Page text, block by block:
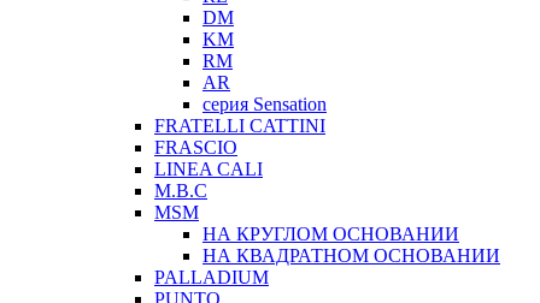
DM
KM
RM
AR
серия Sensation
FRATELLI CATTINI
FRASCIO
LINEA CALI
M.B.C
MSM
НА КРУГЛОМ ОСНОВАНИИ
НА КВАДРАТНОМ ОСНОВАНИИ
PALLADIUM
PUNTO